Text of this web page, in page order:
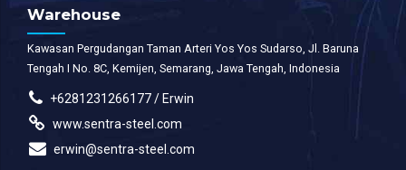
Warehouse
Kawasan Pergudangan Taman Arteri Yos Yos Sudarso, Jl. Baruna
Tengah I No. 8C, Kemijen, Semarang, Jawa Tengah, Indonesia
+6281231266177 / Erwin
www.sentra-steel.com
erwin@sentra-steel.com